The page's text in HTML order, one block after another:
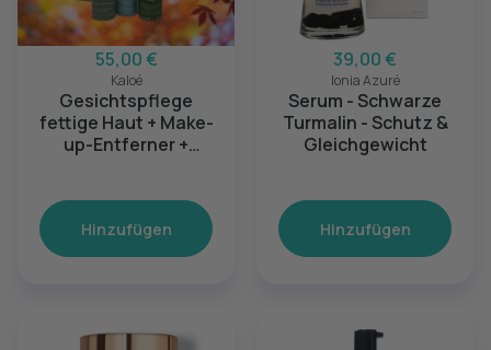
55,00 €
Kaloé
Gesichtspflege
fettige Haut + Make-
up-Entferner +
Hinzufügen
39,00 €
Ionia Azuré
Serum - Schwarze
Turmalin - Schutz &
Gleichgewicht
Hinzufügen